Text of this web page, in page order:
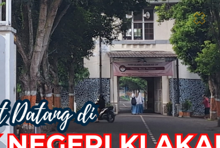
Juara 3 Pencak Silat Putri pada O2SN
24